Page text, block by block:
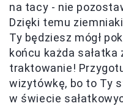
na tacy - nie
Dzięki temu
Ty będziesz mógł
końcu każda sałatka
traktowanie!
wizytówkę, bo to Ty
w świecie